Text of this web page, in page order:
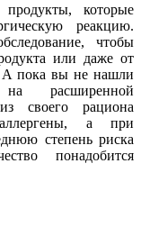
которые
реакцию.
чтобы
или даже от
А пока вы не нашли
расширенной
своего рациона
а при
степень риска
понадобится